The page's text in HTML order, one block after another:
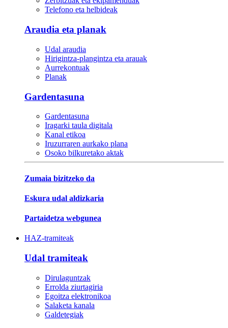
Telefono eta helbideak
Araudia eta planak
Udal araudia
Hirigintza-plangintza eta arauak
Aurrekontuak
Planak
Gardentasuna
Gardentasuna
Iragarki taula digitala
Kanal etikoa
Iruzurraren aurkako plana
Osoko bilkuretako aktak
Zumaia bizitzeko da
Eskura udal aldizkaria
Partaidetza webgunea
HAZ-tramiteak
Udal tramiteak
Dirulaguntzak
Errolda ziurtagiria
Egoitza elektronikoa
Salaketa kanala
Galdetegiak